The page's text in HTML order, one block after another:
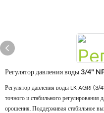
Регулятор давления воды 3/4"
Регулятор давления воды LK AGRI (3/
точного и стабильного
орошения. Поддерживая стабильное